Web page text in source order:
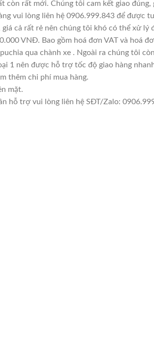
rất mới. Chúng tôi cam kết giao đúng,
vui lòng liên hệ 0906.999.843 để được
cả rất rẻ nên chúng tôi khó có thể xử lý
VNĐ. Bao gồm hoá đơn VAT và hoá
qua chành xe . Ngoài ra chúng tôi
1 nên được hỗ trợ tốc độ giao hàng
thêm chi phí mua hàng.
mặt.
hỗ trợ vui lòng liên hệ SĐT/Zalo: